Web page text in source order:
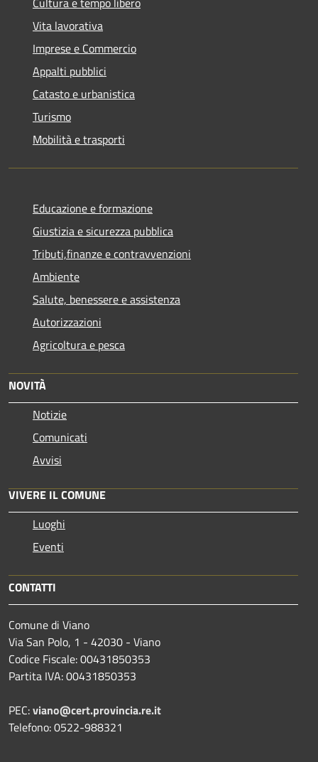
Vita lavorativa
Imprese e Commercio
Appalti pubblici
Catasto e urbanistica
Turismo
Mobilità e trasporti
Educazione e formazione
Giustizia e sicurezza pubblica
Tributi,finanze e contravvenzioni
Ambiente
Salute, benessere e assistenza
Autorizzazioni
Agricoltura e pesca
NOVITÀ
Notizie
Comunicati
Avvisi
VIVERE IL COMUNE
Luoghi
Eventi
CONTATTI
Comune di Viano
Via San Polo, 1 - 42030 - Viano
Codice Fiscale: 00431850353
Partita IVA: 00431850353
PEC:viano@cert.provincia.re.it
Telefono: 0522-988321